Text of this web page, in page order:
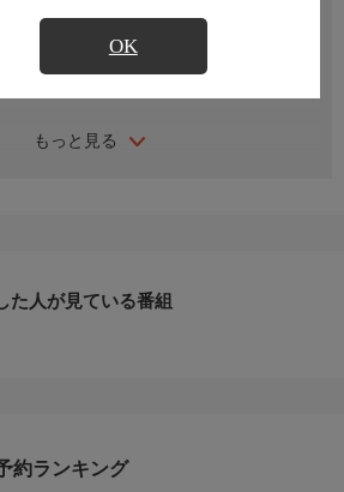
OK
もっと見る
録 アプリ視聴
組および商品内容に変更が生じる場合も
た人が見ている番組
約ランキング